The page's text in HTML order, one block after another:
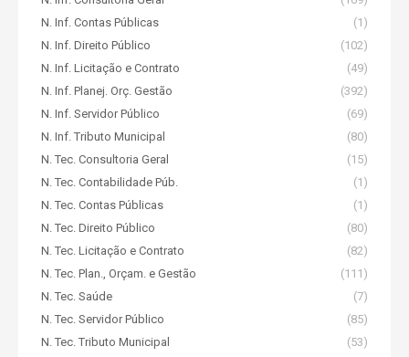
N. Inf. Contas Públicas
(1)
N. Inf. Direito Público
(102)
N. Inf. Licitação e Contrato
(49)
N. Inf. Planej. Orç. Gestão
(392)
N. Inf. Servidor Público
(69)
N. Inf. Tributo Municipal
(80)
N. Tec. Consultoria Geral
(15)
N. Tec. Contabilidade Púb.
(1)
N. Tec. Contas Públicas
(1)
N. Tec. Direito Público
(80)
N. Tec. Licitação e Contrato
(82)
N. Tec. Plan., Orçam. e Gestão
(111)
N. Tec. Saúde
(7)
N. Tec. Servidor Público
(85)
N. Tec. Tributo Municipal
(53)